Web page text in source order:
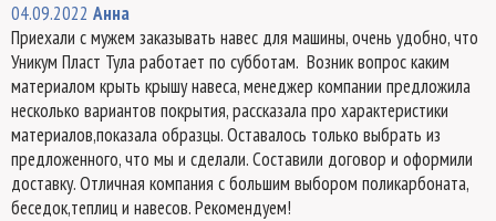
04.09.2022 Анна
Приехали с мужем заказывать навес для машины, очень удобно, что
Уникум Пласт Тула работает по субботам. Возник вопрос каким
материалом крыть крышу навеса, менеджер компании предложила
несколько вариантов покрытия, рассказала про характеристики
материалов,показала образцы. Оставалось только выбрать из
предложенного, что мы и сделали. Составили договор и оформили
доставку. Отличная компания с большим выбором поликарбоната,
беседок,теплиц и навесов. Рекомендуем!